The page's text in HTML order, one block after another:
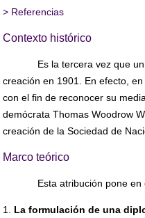
> Referencias
Contexto histórico
Es la tercera vez que
creación en 1901. En efecto,
con el fin de reconocer su
demócrata Thomas Woodrow
creación de la Sociedad de
Marco teórico
Esta atribución pone en
1. La formulación de una